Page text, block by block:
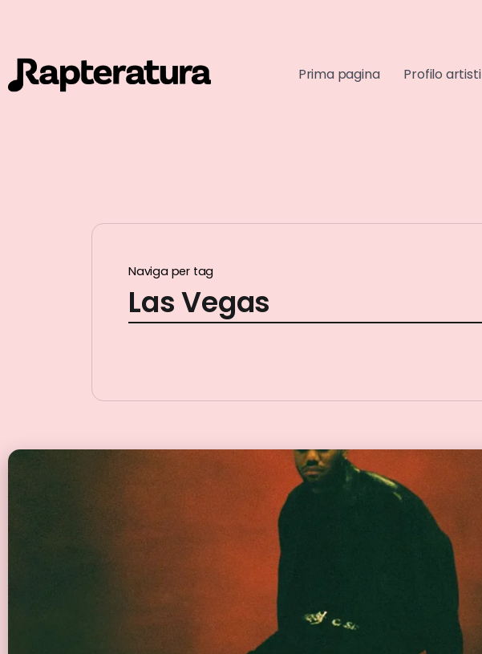
Prima pagina Profilo artisti
Naviga per tag
Las Vegas